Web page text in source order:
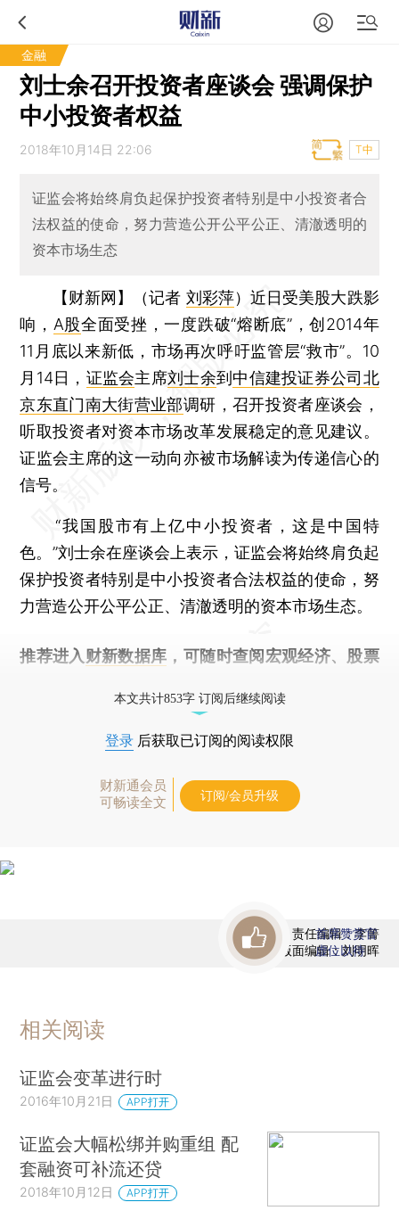
金融
刘士余召开投资者座谈会 强调保护
中小投资者权益
2018年10月14日 22:06 T中
证监会将始终肩负起保护投资者特别是中小投资者合
法权益的使命，努力营造公开公平公正、清澈透明的
资本市场生态
【财新网】（记者 刘彩萍） 近日受美股大跌影
响， A股全面受挫，一度跌破“熔断底”，创2014年
11月底以来新低，市场再次呼吁监管层“救市”。10
月14日， 证监会主席刘士余到 中信建投证券公司北
京东直门南大街营业部调研，召开投资者座谈会，
听取投资者对资本市场改革发展稳定的意见建议。
证监会主席的这一动向亦被市场解读为传递信心的
信号。
“我国股市有上亿中小投资者，这是中国特
色。”刘士余在座谈会上表示，证监会将始终肩负起
保护投资者特别是中小投资者合法权益的使命，努
力营造公开公平公正、清澈透明的资本市场生态。
推荐进入 财新数据库 ，可随时查阅宏观经济、股票
本文共计853字 订阅后继续阅读
登录 后获取已订阅的阅读权限
财新通会员
可畅读全文
订阅/会员升级
责任编辑：李箐
版面编辑：刘明晖
首席赞赏官
虚位以待
相关阅读
证监会变革进行时
2016年10月21日 APP打开
证监会大幅松绑并购重组 配
套融资可补流还贷
2018年10月12日 APP打开